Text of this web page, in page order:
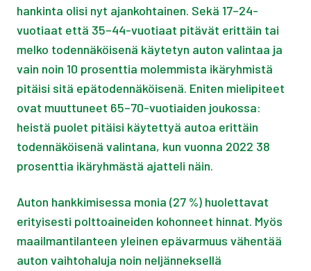
hankinta olisi nyt ajankohtainen. Sekä 17–24-
vuotiaat että 35–44-vuotiaat pitävät erittäin tai
melko todennäköisenä käytetyn auton valintaa ja
vain noin 10 prosenttia molemmista ikäryhmistä
pitäisi sitä epätodennäköisenä. Eniten mielipiteet
ovat muuttuneet 65–70-vuotiaiden joukossa:
heistä puolet pitäisi käytettyä autoa erittäin
todennäköisenä valintana, kun vuonna 2022 38
prosenttia ikäryhmästä ajatteli näin.
Auton hankkimisessa monia (27 %) huolettavat
erityisesti polttoaineiden kohonneet hinnat. Myös
maailmantilanteen yleinen epävarmuus vähentää
auton vaihtohaluja noin neljänneksellä